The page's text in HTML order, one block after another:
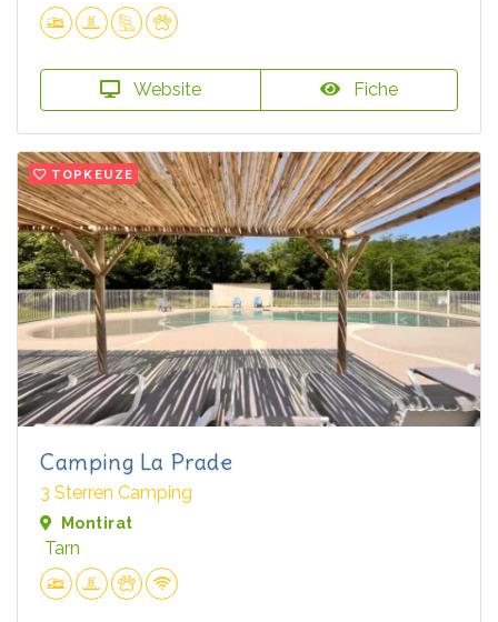
Website Fiche
TOPKEUZE
Camping La Prade
3 Sterren Camping
Montirat
Tarn